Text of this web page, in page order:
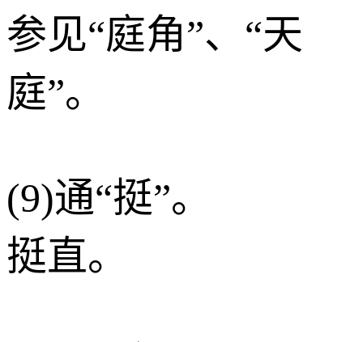
参见“庭角”、“天
庭”。
(9)通“挺”。
挺直。